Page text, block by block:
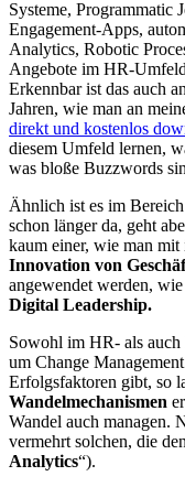
Systeme, Programmatic
Engagement-Apps,
Analytics, Robotic
Angebote im HR-
Erkennbar ist das auch
Jahren, wie man an
direkt und kostenlos
diesem Umfeld lernen,
was bloße Buzzwords
Ähnlich ist es im
schon länger da, geht
kaum einer, wie man
Innovation von
angewendet werden,
Digital Leadership.
Sowohl im HR- als
um Change
Erfolgsfaktoren gibt, so
Wandelmechanismen
Wandel auch managen.
vermehrt solchen, die
Analytics“).